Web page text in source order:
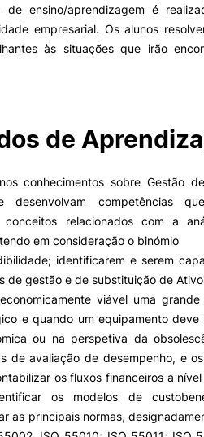
II&D E EMPRESAS
i2A - Instituto de Investigação
PROJETOS PRR
Impulso Jovens STEAM e
Impulso Adultos
Acessibilidades
Alojamento
Eficiência Energética
Pesquisa
de ensino/aprendizagem é
empresarial. Os alunos
às situações que irão
de
conhecimentos sobre Gestão
desenvolvam competências
conceitos relacionados com a
em consideração o binómio
identificarem e serem
de gestão e de substituição de
viável uma
e quando um equipamento deve
ou na perspetiva da
de avaliação de desempenho, e
os fluxos financeiros a
os modelos de
as principais normas,